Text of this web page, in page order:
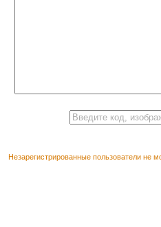
Незарегистрированные пользователи не